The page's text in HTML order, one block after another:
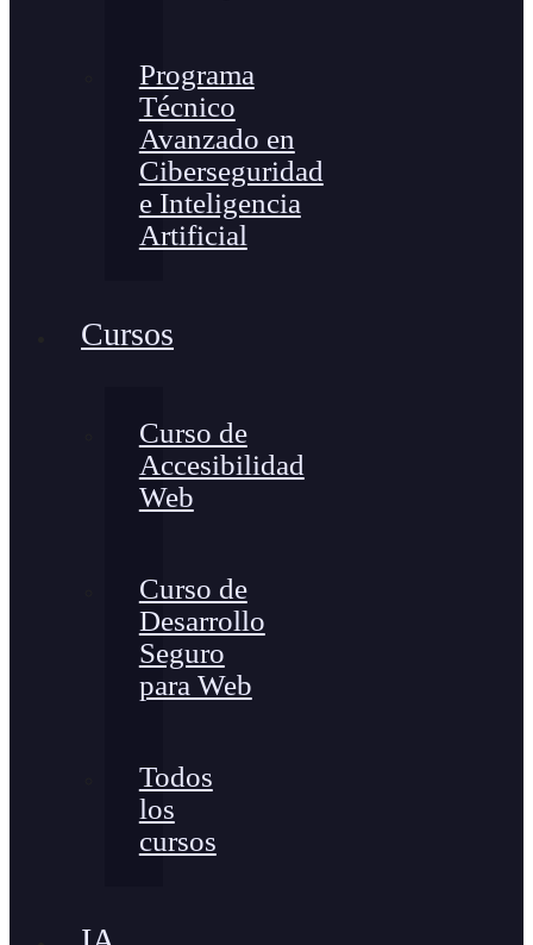
Programa
Técnico
Avanzado en
Ciberseguridad
e Inteligencia
Artificial
Cursos
Curso de
Accesibilidad
Web
Curso de
Desarrollo
Seguro
para Web
Todos
los
cursos